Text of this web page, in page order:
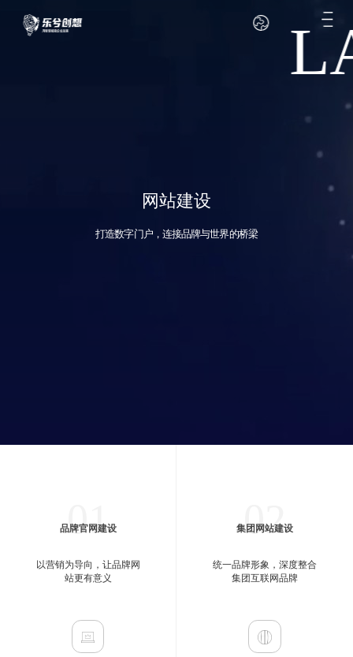
网站建设
打造数字门户，连接品牌与世界的桥梁
01
品牌官网建设
以营销为导向，让品牌网
站更有意义
02
集团网站建设
统一品牌形象，深度整合
集团互联网品牌